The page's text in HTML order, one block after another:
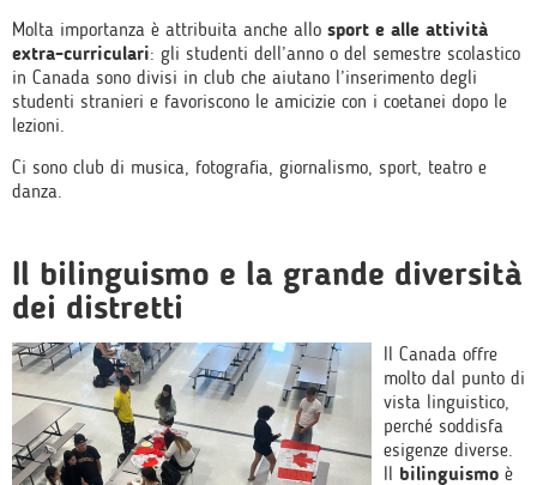
Molta importanza è attribuita anche allo sport e alle attività
extra-curriculari: gli studenti dell’anno o del semestre scolastico
in Canada sono divisi in club che aiutano l’inserimento degli
studenti stranieri e favoriscono le amicizie con i coetanei dopo le
lezioni.
Ci sono club di musica, fotografia, giornalismo, sport, teatro e
danza.
Il bilinguismo e la grande diversità
dei distretti
Il Canada offre
molto dal punto di
vista linguistico,
perché soddisfa
esigenze diverse.
Il bilinguismo è